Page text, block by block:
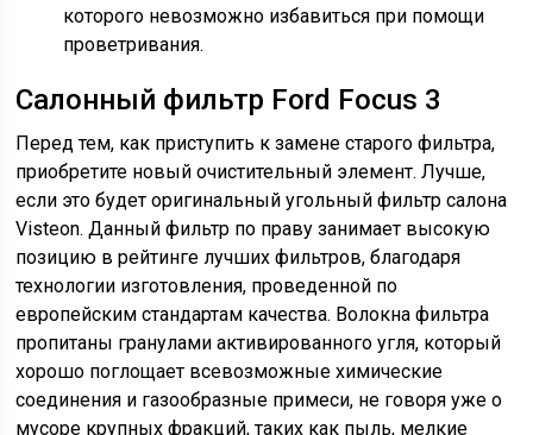
которого невозможно избавиться при помощи
проветривания.
Салонный фильтр Ford Focus 3
Перед тем, как приступить к замене старого фильтра,
приобретите новый очистительный элемент. Лучше,
если это будет оригинальный угольный фильтр салона
Visteon. Данный фильтр по праву занимает высокую
позицию в рейтинге лучших фильтров, благодаря
технологии изготовления, проведенной по
европейским стандартам качества. Волокна фильтра
пропитаны гранулами активированного угля, который
хорошо поглощает всевозможные химические
соединения и газообразные примеси, не говоря уже о
мусоре крупных фракций, таких как пыль, мелкие